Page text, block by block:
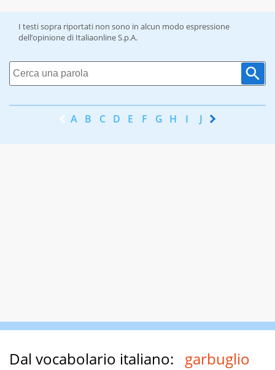
I testi sopra riportati non sono in alcun modo espressione
dell’opinione di Italiaonline S.p.A.
A B C D E F G H I J K
Dal vocabolario italiano: garbuglio